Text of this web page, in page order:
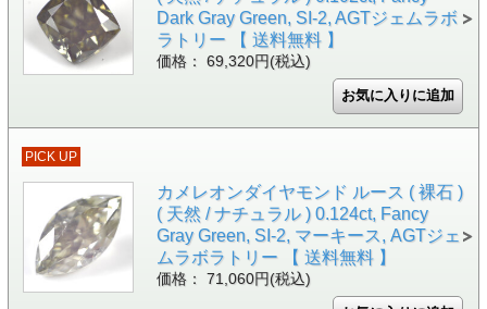
Dark Gray Green, SI-2, AGTジェムラボ
ラトリー 【 送料無料 】
価格： 69,320円(税込)
PICK UP
カメレオンダイヤモンド ルース ( 裸石 )
( 天然 / ナチュラル ) 0.124ct, Fancy
Gray Green, SI-2, マーキース, AGTジェ
ムラボラトリー 【 送料無料 】
価格： 71,060円(税込)